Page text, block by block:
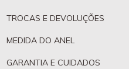
TROCAS E DEVOLUÇÕES
MEDIDA DO ANEL
GARANTIA E CUIDADOS